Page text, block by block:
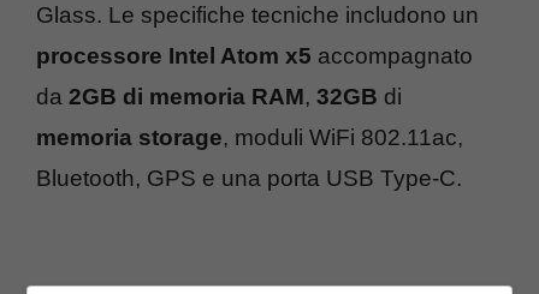
Glass. Le specifiche tecniche includono un
processore Intel Atom x5 accompagnato
da 2GB di memoria RAM, 32GB di
memoria storage, moduli WiFi 802.11ac,
Bluetooth, GPS e una porta USB Type-C.